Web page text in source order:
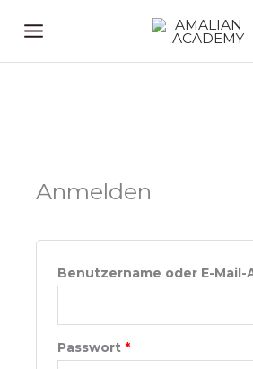
Inhalt
springen
Anmelden
Benutzername oder E-Mail-
Passwort *